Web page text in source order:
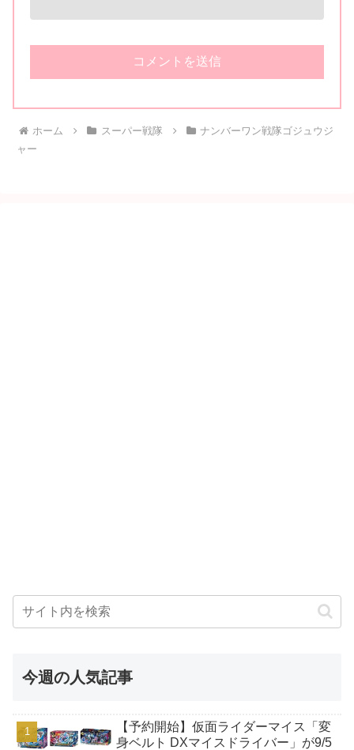
ホーム スーパー戦隊
ナンバーワン戦隊ゴジュウジ
ャー
今週の人気記事
【予約開始】仮面ライダーマイス「変
身ベルト DXマイスドライバー」が9/5